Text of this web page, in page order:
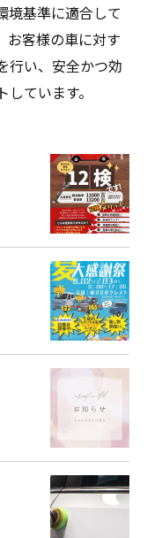
境基準に適合して
お客様の車に対す
行い、安全かつ効
ています。